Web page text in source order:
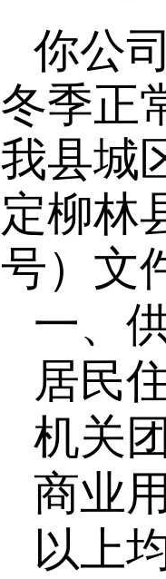
你公
冬季正
我县城
定柳林
号）文
一、
居民
机关
商业
以上